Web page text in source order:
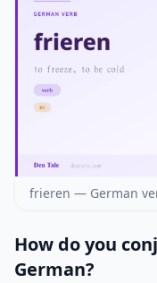
frieren — German
How do you
German?